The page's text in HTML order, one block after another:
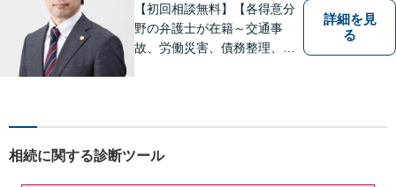
【初回相談無料】【各得意分
野の弁護士が在籍～交通事
故、労働災害、債務整理、相
詳細を見
る
相続に関する診断ツール